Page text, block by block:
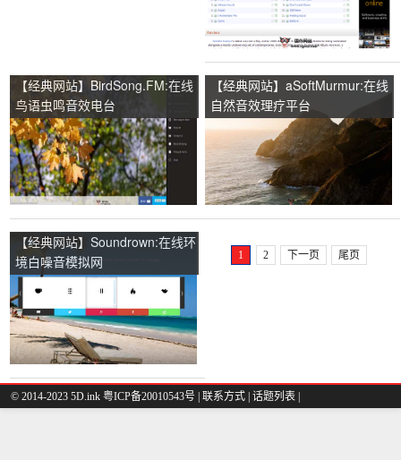
【经典网站】BirdSong.FM:在线
鸟语虫鸣音效电台
【经典网站】aSoftMurmur:在线
自然音效理疗平台
【经典网站】Soundrown:在线环
境白噪音模拟网
1 2 下一页 尾页
© 2014-2023 5D.ink 粤ICP备20010543号 | 联系方式 | 话题列表 |